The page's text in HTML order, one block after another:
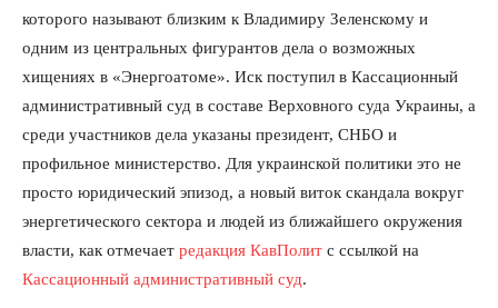
которого называют близким к Владимиру Зеленскому и
одним из центральных фигурантов дела о возможных
хищениях в «Энергоатоме». Иск поступил в Кассационный
административный суд в составе Верховного суда Украины, а
среди участников дела указаны президент, СНБО и
профильное министерство. Для украинской политики это не
просто юридический эпизод, а новый виток скандала вокруг
энергетического сектора и людей из ближайшего окружения
власти, как отмечает редакция КавПолит с ссылкой на
Кассационный административный суд.